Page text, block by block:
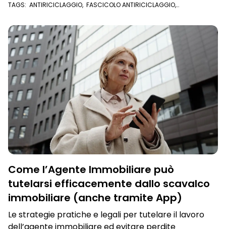
TAGS: ANTIRICICLAGGIO, FASCICOLO ANTIRICICLAGGIO,
Come l’Agente Immobiliare può
tutelarsi efficacemente dallo scavalco
immobiliare (anche tramite App)
Le strategie pratiche e legali per tutelare il lavoro